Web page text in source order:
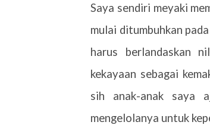
Saya sendiri meyaki
mulai ditumbuhkan
harus berlandaskan
kekayaan sebagai
sih anak-anak saya
mengelolanya untuk